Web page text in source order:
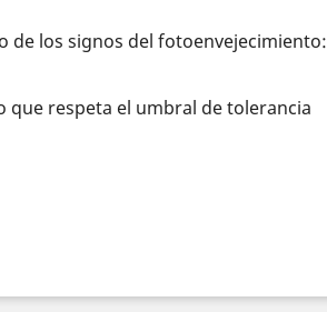
de los signos del fotoenvejecimiento:
que respeta el umbral de tolerancia